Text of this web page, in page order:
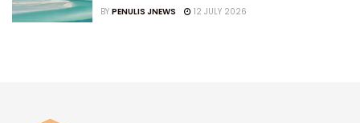
BY PENULIS JNEWS 12 JULY 2026